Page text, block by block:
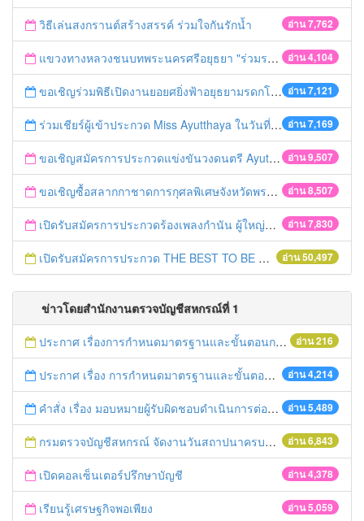
อ่าน 7,762
วิธีเล่นสงกรานต์สร้างสรรค์ ร่วมใจกันรักน้ำ
อ่าน 4,104
แขวงทางหลวงชนบทพระนครศรีอยุธยา "ร่วมรณรงค์ ขับช้า เปิดไฟหน้า คาดเข็มขัด" เทศกาลสงกรานต์ ปี 2561
อ่าน 7,121
ขอเชิญร่วมพิธีเปิดงานยอยศยิ่งฟ้าอยุธยามรดกโลก
อ่าน 7,169
ร่วมเชียร์ผู้เข้าประกวด Miss Ayutthaya ในวันที่ 15 ธันวาคม 2560
อ่าน 9,507
ขอเชิญสมัครการประกวดแข่งขันวงดนตรี Ayutthaya battle of the bands
อ่าน 8,507
ขอเชิญซื้อสลากกาชาดการกุศลพิเศษจังหวัดพระนครศรีอยุธยา 2560
อ่าน 7,830
เปิดรับสมัครการประกวดร้องเพลงกำนัน ผู้ใหญ่บ้าน ฯลฯ
อ่าน 50,497
เปิดรับสมัครการประกวด THE BEST TO BE NUMBER ONE
ข่าวโดยสำนักงานตรวจบัญชีสหกรณ์ที่ 1
อ่าน 216
ประกาศ เรื่องการกำหนดมาตรฐานและขั้นตอนการให้บริการประชาชน พ.ศ. 2558
อ่าน 4,214
ประกาศ เรื่อง การกำหนดมาตรฐานและขั้นตอนการให้บริการประชาชน พ.ศ. 2557
อ่าน 5,489
คำสั่ง เรื่อง มอบหมายผู้รับผิดชอบดำเนินการต่อเรื่องร้องเรียน
อ่าน 6,843
กรมตรวจบัญชีสหกรณ์ จัดงานวันสถาปนาครบรอบ ๖๒ ปี
อ่าน 4,378
เปิดคอลเซ็นเตอร์ปรึกษาบัญชี
อ่าน 5,059
เรียนรู้เศรษฐกิจพอเพียง